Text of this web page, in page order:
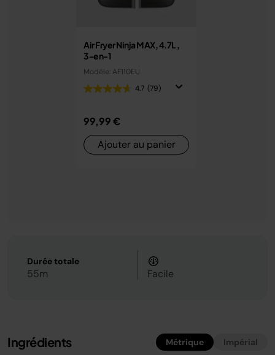
Air Fryer Ninja MAX, 4.7L ,
3-en-1
Modèle: AF110EU
4.7 (79)
99,99 €
Ajouter au panier
Durée totale
55m Facile
Ingrédients Métrique Impérial